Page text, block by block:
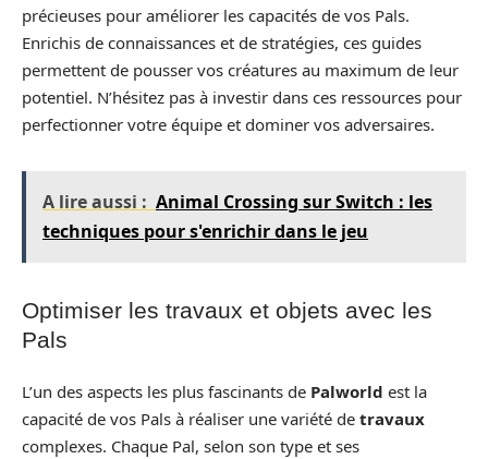
précieuses pour améliorer les capacités de vos Pals.
Enrichis de connaissances et de stratégies, ces guides
permettent de pousser vos créatures au maximum de leur
potentiel. N’hésitez pas à investir dans ces ressources pour
perfectionner votre équipe et dominer vos adversaires.
A lire aussi : Animal Crossing sur Switch : les
techniques pour s'enrichir dans le jeu
Optimiser les travaux et objets avec les
Pals
L’un des aspects les plus fascinants de Palworld est la
capacité de vos Pals à réaliser une variété de travaux
complexes. Chaque Pal, selon son type et ses